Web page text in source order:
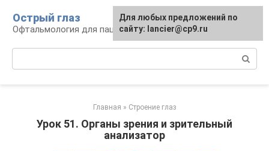
контенту
Острый глаз
Офтальмология для пациента
Главная » Строение глаз
Урок 51. Органы зрения и зрительный
анализатор
Для любых предложений по
сайту: lancier@cp9.ru